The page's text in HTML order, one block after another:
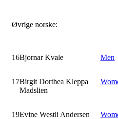
Øvrige norske:
16Bjornar Kvale Men
17Birgit Dorthea Kleppa
Madslien
19Evine Westli Andersen